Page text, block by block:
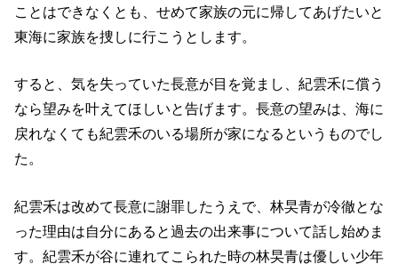
ことはできなくとも、せめて家族の元に帰してあげたいと
東海に家族を捜しに行こうとします。
すると、気を失っていた長意が目を覚まし、紀雲禾に償う
なら望みを叶えてほしいと告げます。長意の望みは、海に
戻れなくても紀雲禾のいる場所が家になるというものでし
た。
紀雲禾は改めて長意に謝罪したうえで、林旲青が冷徹とな
った理由は自分にあると過去の出来事について話し始めま
す。紀雲禾が谷に連れてこられた時の林旲青は優しい少年